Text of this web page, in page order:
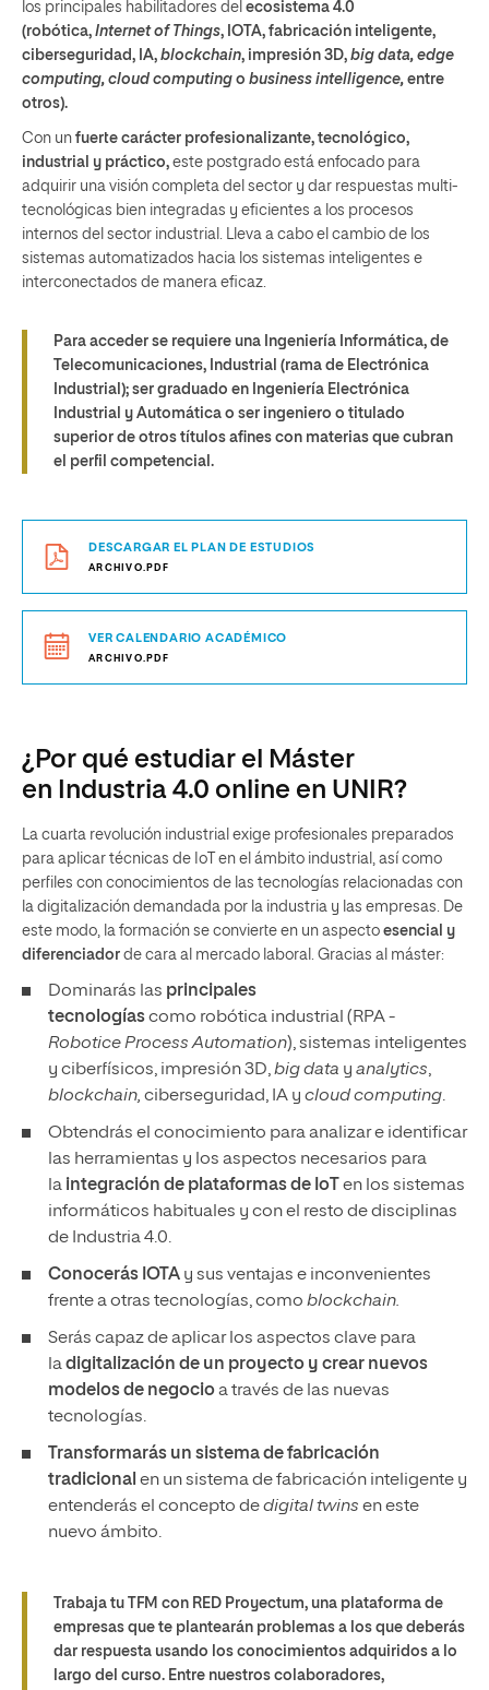
los principales habilitadores del ecosistema 4.0
(robótica, Internet of Things, IOTA, fabricación inteligente,
ciberseguridad, IA, blockchain, impresión 3D, big data, edge
computing, cloud computing o business intelligence, entre
otros).
Con un fuerte carácter profesionalizante, tecnológico,
industrial y práctico, este postgrado está enfocado para
adquirir una visión completa del sector y dar respuestas multi-
tecnológicas bien integradas y eficientes a los procesos
internos del sector industrial. Lleva a cabo el cambio de los
sistemas automatizados hacia los sistemas inteligentes e
interconectados de manera eficaz.
Para acceder se requiere una Ingeniería Informática, de
Telecomunicaciones, Industrial (rama de Electrónica
Industrial); ser graduado en Ingeniería Electrónica
Industrial y Automática o ser ingeniero o titulado
superior de otros títulos afines con materias que cubran
el perfil competencial.
DESCARGAR EL PLAN DE ESTUDIOS
ARCHIVO.PDF
VER CALENDARIO ACADÉMICO
ARCHIVO.PDF
¿Por qué estudiar el Máster
en Industria 4.0 online en UNIR?
La cuarta revolución industrial exige profesionales preparados
para aplicar técnicas de IoT en el ámbito industrial, así como
perfiles con conocimientos de las tecnologías relacionadas con
la digitalización demandada por la industria y las empresas. De
este modo, la formación se convierte en un aspecto esencial y
diferenciador de cara al mercado laboral. Gracias al máster:
Dominarás las principales
tecnologíascomo robótica industrial (RPA -
Robotice Process Automation), sistemas inteligentes
y ciberfísicos, impresión 3D,big data y analytics,
blockchain, ciberseguridad, IA y cloud computing.
Obtendrás el conocimiento para analizar e identificar
las herramientas y los aspectos necesarios para
la integración de plataformas de IoT
en los sistemas
informáticos habituales y con el resto de disciplinas
de Industria 4.0.
Conocerás IOTA y sus ventajas e inconvenientes
frente a otras tecnologías, como blockchain.
Serás capaz de aplicar los aspectos clave para
ladigitalización de un proyecto y crear nuevos
modelos de negocioa través de las nuevas
tecnologías.
Transformarás un sistema de fabricación
tradicional en un sistema de fabricación inteligente y
entenderás el concepto dedigital twins en este
nuevo ámbito.
Trabaja tu TFM con RED Proyectum, una plataforma de
empresas que te plantearán problemas a los que deberás
dar respuesta usando los conocimientos adquiridos a lo
largo del curso. Entre nuestros colaboradores,